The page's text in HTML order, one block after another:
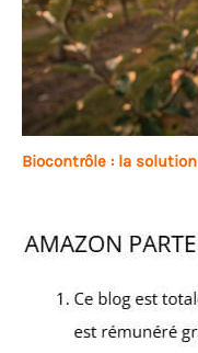
Biocontrôle : la